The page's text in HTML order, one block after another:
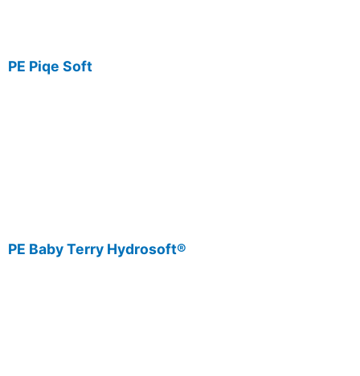
PE Piqe Soft
PE Baby Terry Hydrosoft®